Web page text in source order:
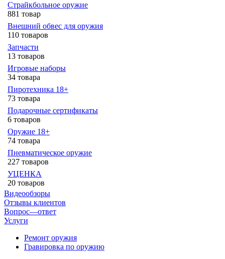
Страйкбольное оружие
881 товар
Внешний обвес для оружия
110 товаров
Запчасти
13 товаров
Игровые наборы
34 товара
Пиротехника 18+
73 товара
Подарочные сертификаты
6 товаров
Оружие 18+
74 товара
Пневматическое оружие
227 товаров
УЦЕНКА
20 товаров
Видеообзоры
Отзывы клиентов
Вопрос—ответ
Услуги
Ремонт оружия
Гравировка по оружию